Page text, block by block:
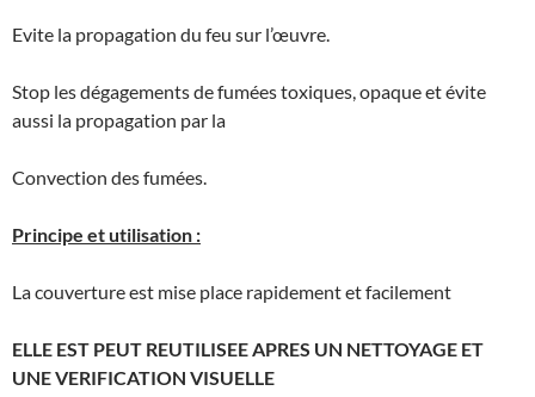
Evite la propagation du feu sur l’œuvre.
Stop les dégagements de fumées toxiques, opaque et évite
aussi la propagation par la
Convection des fumées.
Principe et utilisation :
La couverture est mise place rapidement et facilement
ELLE EST PEUT REUTILISEE APRES UN NETTOYAGE ET
UNE VERIFICATION VISUELLE